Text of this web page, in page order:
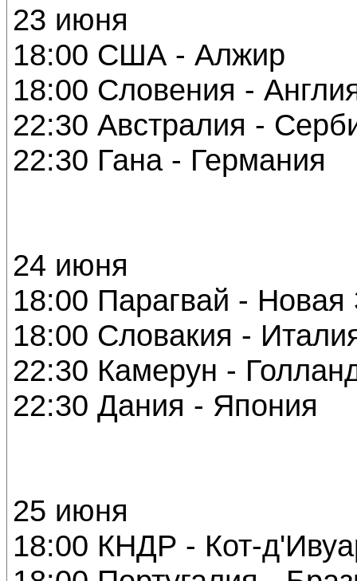
23 июня
18:00 США - Алжир
18:00 Словения -
22:30 Австралия -
22:30 Гана - Германия
24 июня
18:00 Парагвай - Новая
18:00 Словакия -
22:30 Камерун -
22:30 Дания - Япония
25 июня
18:00 КНДР - Кот-